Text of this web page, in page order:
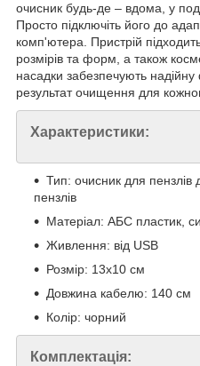
очисник будь-де – вдома, у
Просто підключіть його до
комп'ютера. Пристрій
розмірів та форм, а також
насадки забезпечують
результат очищення для
Характеристики:
Тип: очисник для пензлів
пензлів
Матеріал: АБС пластик,
Живлення: від USB
Розмір: 13х10 см
Довжина кабелю: 140 см
Колір: чорний
Комплектація: